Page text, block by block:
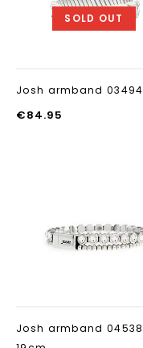
SOLD OUT
Josh armband 03494
€84.95
Josh armband 04538